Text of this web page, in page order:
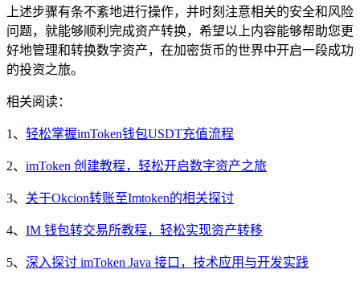
上述步骤有条不紊地进行操作，并时刻注意相关的安全和风险
问题，就能够顺利完成资产转换，希望以上内容能够帮助您更
好地管理和转换数字资产，在加密货币的世界中开启一段成功
的投资之旅。
相关阅读：
1、 轻松掌握imToken钱包USDT充值流程
2、 imToken 创建教程，轻松开启数字资产之旅
3、 关于Okcion转账至Imtoken的相关探讨
4、 IM 钱包转交易所教程，轻松实现资产转移
5、 深入探讨 imToken Java 接口，技术应用与开发实践